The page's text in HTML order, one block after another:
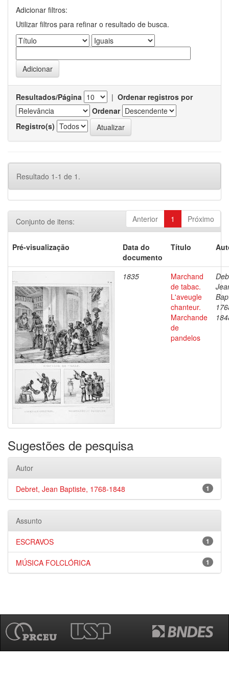
Adicionar filtros:
Utilizar filtros para refinar o resultado de busca.
Resultados/Página | Ordenar registros por
Ordenar
Registro(s)
Resultado 1-1 de 1.
Anterior 1 Próximo
Conjunto de itens:
Pré-visualização
Data do
documento
Título
1835
Marchand
de tabac.
L'aveugle
chanteur.
Marchande
de
pandelos
Sugestões de pesquisa
Autor
1
Debret, Jean Baptiste, 1768-1848
Assunto
1
ESCRAVOS
1
MÚSICA FOLCLÓRICA